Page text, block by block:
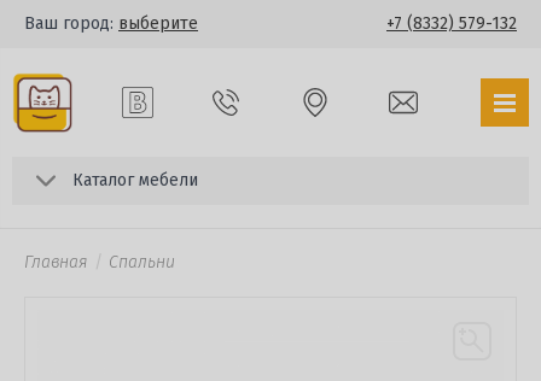
Ваш город: выберите +7 (8332) 579-132
Каталог мебели
Главная Спальни